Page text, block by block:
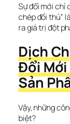
Sự đổi mới chỉ
chép đối thủ”
ra giá trị đột
Dịch
Đổi Mới
Sản
Vậy, những
biệt?